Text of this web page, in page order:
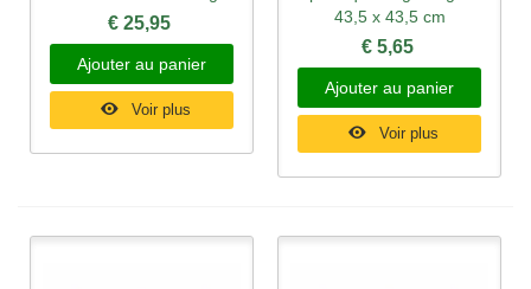
€ 25,95
Ajouter au panier
Voir plus
43,5 x 43,5 cm
€ 5,65
Ajouter au panier
Voir plus